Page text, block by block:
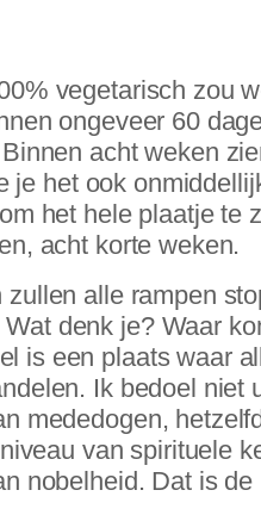
vegetarisch zou
ongeveer 60
acht weken
je het ook
het hele plaatje te
acht korte weken.
alle rampen
denk je? Waar
is een plaats waar
Ik bedoel niet
mededogen,
van spirituele
nobelheid. Dat is de